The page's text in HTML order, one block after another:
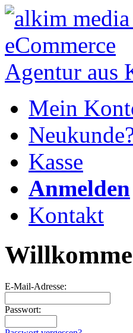
Mein
Kasse
Anmelden
Kontakt
E-Mail-Adresse:
Passwort: